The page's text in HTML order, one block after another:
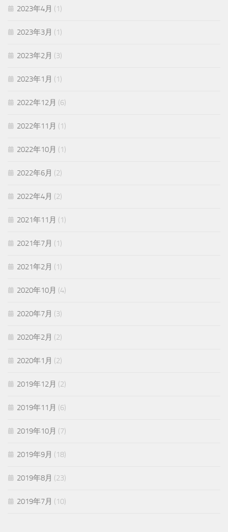
2023年4月 (1)
2023年3月 (1)
2023年2月 (3)
2023年1月 (1)
2022年12月 (6)
2022年11月 (1)
2022年10月 (1)
2022年6月 (2)
2022年4月 (2)
2021年11月 (1)
2021年7月 (1)
2021年2月 (1)
2020年10月 (4)
2020年7月 (3)
2020年2月 (2)
2020年1月 (2)
2019年12月 (2)
2019年11月 (6)
2019年10月 (7)
2019年9月 (18)
2019年8月 (23)
2019年7月 (10)